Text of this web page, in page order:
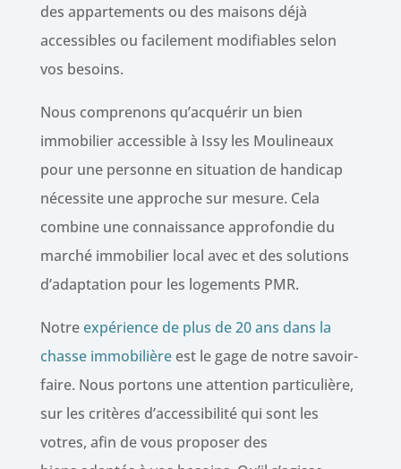
des appartements ou des maisons déjà
accessibles ou facilement modifiables selon
vos besoins.
Nous comprenons qu’acquérir un bien
immobilier accessible à Issy les Moulineaux
pour une personne en situation de handicap
nécessite une approche sur mesure. Cela
combine une connaissance approfondie du
marché immobilier local avec et des solutions
d’adaptation pour les logements PMR.
Notre expérience de plus de 20 ans dans la
chasse immobilière est le gage de notre savoir-
faire. Nous portons une attention particulière,
sur les critères d’accessibilité qui sont les
votres, afin de vous proposer des